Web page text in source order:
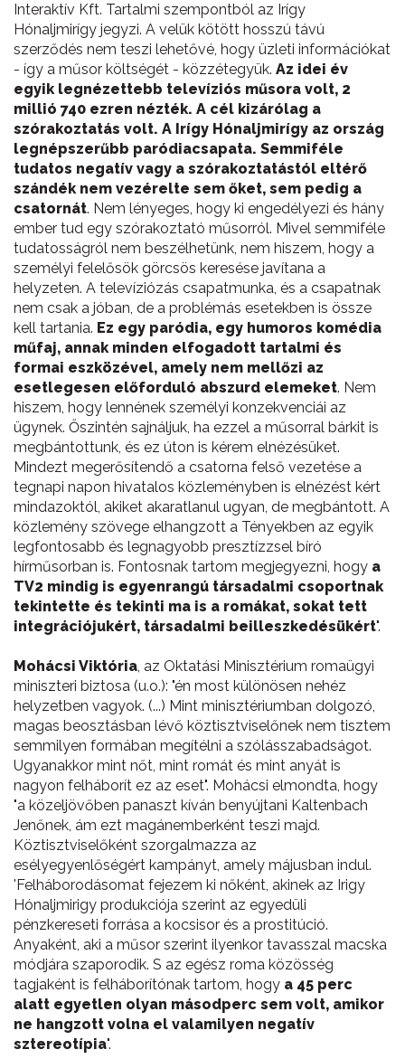
Interaktív Kft. Tartalmi szempontból az Irígy
Hónaljmirígy jegyzi. A velük kötött hosszú távú
szerződés nem teszi lehetővé, hogy üzleti információkat
- így a műsor költségét - közzétegyük. Az idei év
egyik legnézettebb televíziós műsora volt, 2
millió 740 ezren nézték. A cél kizárólag a
szórakoztatás volt. A Irígy Hónaljmirígy az ország
legnépszerűbb paródiacsapata. Semmiféle
tudatos negatív vagy a szórakoztatástól eltérő
szándék nem vezérelte sem őket, sem pedig a
csatornát. Nem lényeges, hogy ki engedélyezi és hány
ember tud egy szórakoztató műsorról. Mivel semmiféle
tudatosságról nem beszélhetünk, nem hiszem, hogy a
személyi felelősök görcsös keresése javítana a
helyzeten. A televíziózás csapatmunka, és a csapatnak
nem csak a jóban, de a problémás esetekben is össze
kell tartania. Ez egy paródia, egy humoros komédia
műfaj, annak minden elfogadott tartalmi és
formai eszközével, amely nem mellőzi az
esetlegesen előforduló abszurd elemeket. Nem
hiszem, hogy lennének személyi konzekvenciái az
ügynek. Őszintén sajnáljuk, ha ezzel a műsorral bárkit is
megbántottunk, és ez úton is kérem elnézésüket.
Mindezt megerősítendő a csatorna felső vezetése a
tegnapi napon hivatalos közleményben is elnézést kért
mindazoktól, akiket akaratlanul ugyan, de megbántott. A
közlemény szövege elhangzott a Tényekben az egyik
legfontosabb és legnagyobb presztízzsel bíró
hírműsorban is. Fontosnak tartom megjegyezni, hogy a
TV2 mindig is egyenrangú társadalmi csoportnak
tekintette és tekinti ma is a romákat, sokat tett
integrációjukért, társadalmi beilleszkedésükért".
Mohácsi Viktória, az Oktatási Minisztérium romaügyi
miniszteri biztosa (u.o.): "én most különösen nehéz
helyzetben vagyok. (...) Mint minisztériumban dolgozó,
magas beosztásban lévő köztisztviselőnek nem tisztem
semmilyen formában megítélni a szólásszabadságot.
Ugyanakkor mint nőt, mint romát és mint anyát is
nagyon felháborít ez az eset". Mohácsi elmondta, hogy
"a közeljövőben panaszt kíván benyújtani Kaltenbach
Jenőnek, ám ezt magánemberként teszi majd.
Köztisztviselőként szorgalmazza az
esélyegyenlőségért kampányt, amely májusban indul.
'Felháborodásomat fejezem ki nőként, akinek az Irigy
Hónaljmirigy produkciója szerint az egyedüli
pénzkereseti forrása a kocsisor és a prostitúció.
Anyaként, aki a műsor szerint ilyenkor tavasszal macska
módjára szaporodik. S az egész roma közösség
tagjaként is felháborítónak tartom, hogy a 45 perc
alatt egyetlen olyan másodperc sem volt, amikor
ne hangzott volna el valamilyen negatív
sztereotípia".